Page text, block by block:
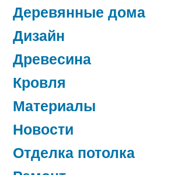
Деревянные дома
Дизайн
Древесина
Кровля
Материалы
Новости
Отделка потолка